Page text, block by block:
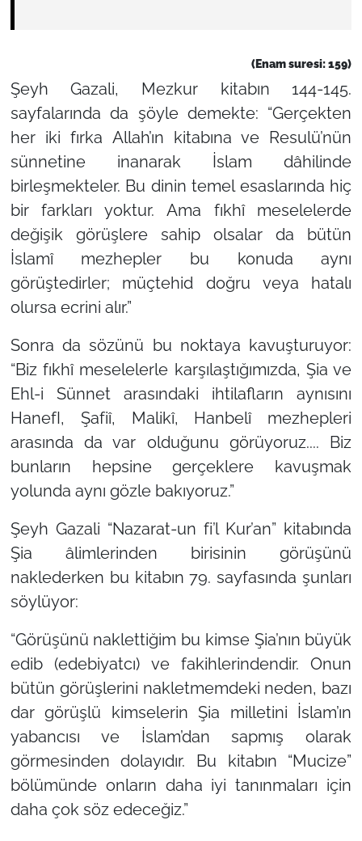
(Enam suresi: 159)
Şeyh Gazali, Mezkur kitabın 144-145.
sayfalarında da şöyle demekte: “Gerçekten
her iki fırka Allah’ın kitabına ve Resulü’nün
sünnetine inanarak İslam dâhilinde
birleşmekteler. Bu dinin temel esaslarında hiç
bir farkları yoktur. Ama fıkhî meselelerde
değişik görüşlere sahip olsalar da bütün
İslamî mezhepler bu konuda aynı
görüştedirler; müçtehid doğru veya hatalı
olursa ecrini alır.”
Sonra da sözünü bu noktaya kavuşturuyor:
“Biz fıkhî meselelerle karşılaştığımızda, Şia ve
Ehl-i Sünnet arasındaki ihtilafların aynısını
HanefI, Şafiî, Malikî, Hanbelî mezhepleri
arasında da var olduğunu görüyoruz.... Biz
bunların hepsine gerçeklere kavuşmak
yolunda aynı gözle bakıyoruz.”
Şeyh Gazali “Nazarat-un fi’l Kur’an” kitabında
Şia âlimlerinden birisinin görüşünü
naklederken bu kitabın 79. sayfasında şunları
söylüyor:
“Görüşünü naklettiğim bu kimse Şia’nın büyük
edib (edebiyatcı) ve fakihlerindendir. Onun
bütün görüşlerini nakletmemdeki neden, bazı
dar görüşlü kimselerin Şia milletini İslam’ın
yabancısı ve İslam’dan sapmış olarak
görmesinden dolayıdır. Bu kitabın “Mucize”
bölümünde onların daha iyi tanınmaları için
daha çok söz edeceğiz.”